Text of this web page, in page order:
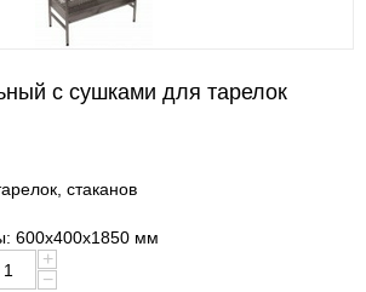
с сушками для тарелок
стаканов
600х400х1850 мм
+
−